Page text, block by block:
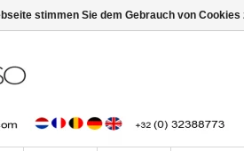
stimmen Sie dem Gebrauch von